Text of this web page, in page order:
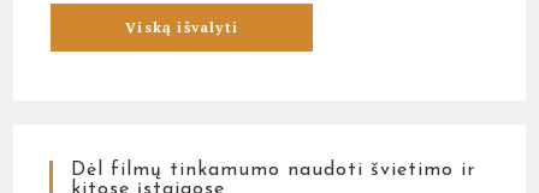
Dėl filmų tinkamumo naudoti švietimo ir